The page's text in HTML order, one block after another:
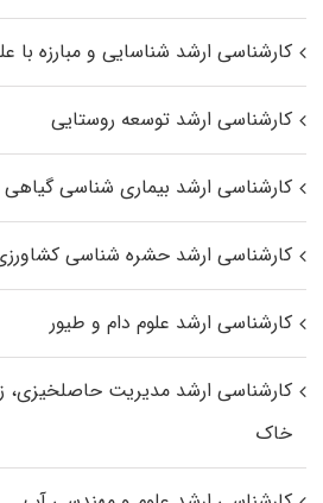
کارشناسی ارشد شناسایی و مبارزه با
کارشناسی ارشد توسعه روستایی
کارشناسی ارشد بیماری‌ شناسی گیاهی
کارشناسی ارشد حشره‌ شناسی
کارشناسی ارشد علوم دام و طیور
کارشناسی ارشد مدیریت حاصلخیزی،
خاک